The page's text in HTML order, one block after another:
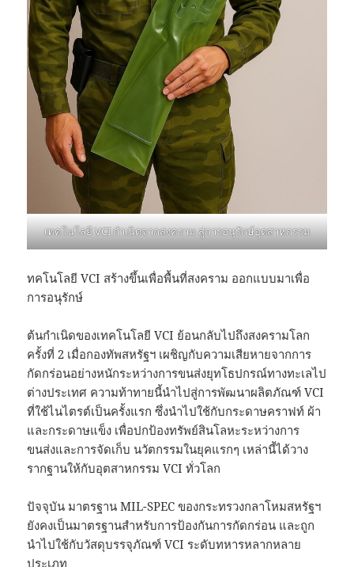
เทคโนโลยี VCI กำเนิดจากสงคราม สู่การอนุรักษ์อุตสาหกรรม
ทคโนโลยี VCI สร้างขึ้นเพื่อพื้นที่สงคราม ออกแบบมาเพื่อ
การอนุรักษ์
ต้นกำเนิดของเทคโนโลยี VCI ย้อนกลับไปถึงสงครามโลก
ครั้งที่ 2 เมื่อกองทัพสหรัฐฯ เผชิญกับความเสียหายจากการ
กัดกร่อนอย่างหนักระหว่างการขนส่งยุทโธปกรณ์ทางทะเลไป
ต่างประเทศ ความท้าทายนี้นำไปสู่การพัฒนาผลิตภัณฑ์ VCI
ที่ใช้ไนไตรต์เป็นครั้งแรก ซึ่งนำไปใช้กับกระดาษคราฟท์ ผ้า
และกระดาษแข็ง เพื่อปกป้องทรัพย์สินโลหะระหว่างการ
ขนส่งและการจัดเก็บ นวัตกรรมในยุคแรกๆ เหล่านี้ได้วาง
รากฐานให้กับอุตสาหกรรม VCI ทั่วโลก
ปัจจุบัน มาตรฐาน MIL-SPEC ของกระทรวงกลาโหมสหรัฐฯ
ยังคงเป็นมาตรฐานสำหรับการป้องกันการกัดกร่อน และถูก
นำไปใช้กับวัสดุบรรจุภัณฑ์ VCI ระดับทหารหลากหลาย
ประเภท